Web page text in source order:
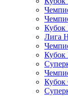
Кубок
Лига
Кубок